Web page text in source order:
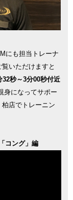
にも担当トレーナ
いただけますと
32秒～3分00秒付近
身になってサポー
柏店でトレーニン
コング」編